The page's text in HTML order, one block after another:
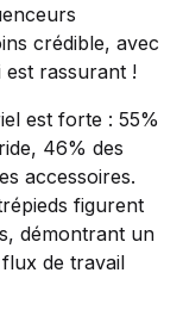
crédible, avec
est rassurant !
est forte : 55%
46% des
accessoires.
figurent
démontrant un
de travail